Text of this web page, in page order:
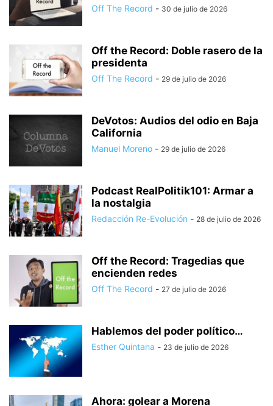
Off The Record - 30 de julio de 2026
Off the Record: Doble rasero de la
presidenta
Off The Record - 29 de julio de 2026
DeVotos: Audios del odio en Baja
California
Manuel Moreno - 29 de julio de 2026
Podcast RealPolitik101: Armar a
la nostalgia
Redacción Re-Evolución - 28 de julio de 2026
Off the Record: Tragedias que
encienden redes
Off The Record - 27 de julio de 2026
Hablemos del poder político…
Esther Quintana - 23 de julio de 2026
Ahora: golear a Morena